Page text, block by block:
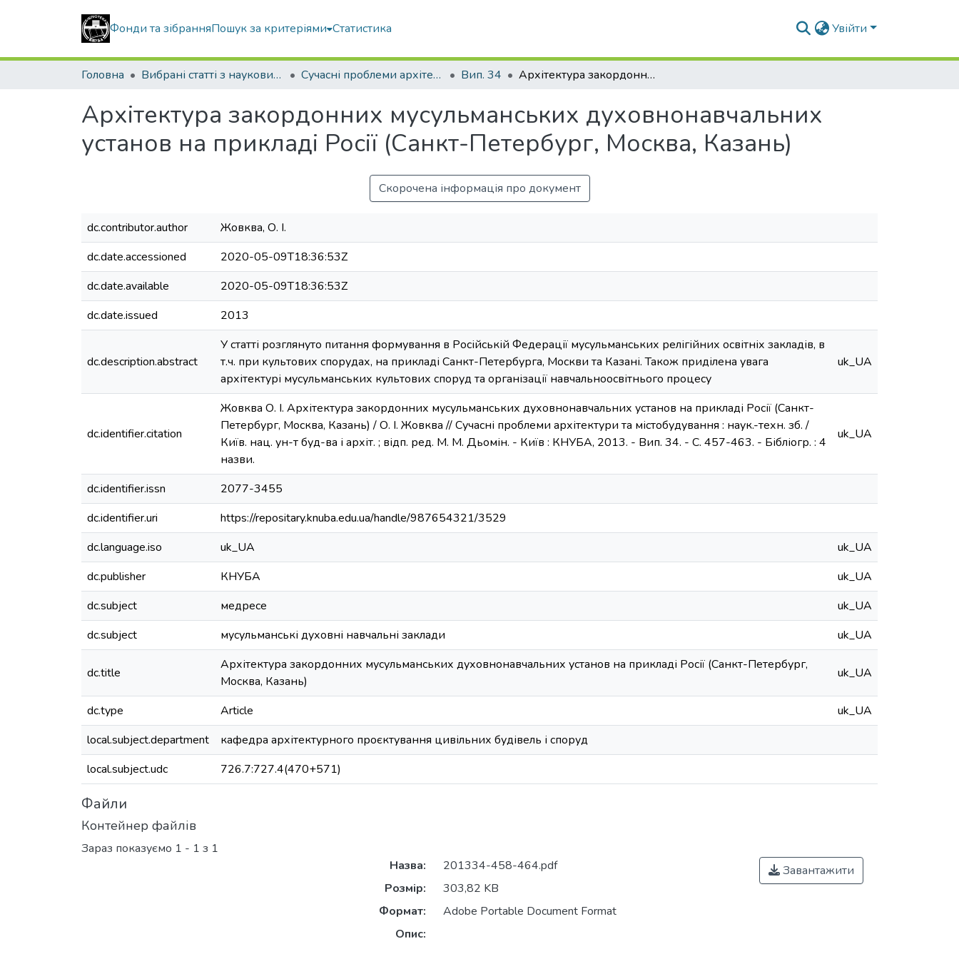
Фонди та зібранняПошук за критеріями Статистика Увійти
Головна Вибрані статті з наукових збірників КНУБА Сучасні проблеми архітектури та містобудування Вип. 34 Архітектура закордонних мусульманських духовнонавчальних установ на прикладі Росії (Санкт-Петербург, Москва, Казань)
Архітектура закордонних мусульманських духовнонавчальних
установ на прикладі Росії (Санкт-Петербург, Москва, Казань)
Скорочена інформація про документ
dc.contributor.author
Жовква, О. І.
dc.date.accessioned
2020-05-09T18:36:53Z
dc.date.available
2020-05-09T18:36:53Z
dc.date.issued
2013
dc.description.abstract
У статті розглянуто питання формування в Російській Федерації мусульманських релігійних освітніх закладів, в
т.ч. при культових спорудах, на прикладі Санкт-Петербурга, Москви та Казані. Також приділена увага
архітектурі мусульманських культових споруд та організації навчальноосвітнього процесу
uk_UA
dc.identifier.citation
Жовква О. І. Архітектура закордонних мусульманських духовнонавчальних установ на прикладі Росії (Санкт-
Петербург, Москва, Казань) / О. І. Жовква // Сучасні проблеми архітектури та містобудування : наук.-техн. зб. /
Київ. нац. ун-т буд-ва і архіт. ; відп. ред. М. М. Дьомін. - Київ : КНУБА, 2013. - Вип. 34. - С. 457-463. - Бібліогр. : 4
назви.
uk_UA
dc.identifier.issn
2077-3455
dc.identifier.uri
https://repositary.knuba.edu.ua/handle/987654321/3529
dc.language.iso
uk_UA
uk_UA
dc.publisher
КНУБА
uk_UA
dc.subject
медресе
uk_UA
dc.subject
мусульманські духовні навчальні заклади uk_UA
dc.title
Архітектура закордонних мусульманських духовнонавчальних установ на прикладі Росії (Санкт-Петербург,
Москва, Казань)
uk_UA
dc.type Article
uk_UA
local.subject.department
кафедра архітектурного проєктування цивільних будівель і споруд
local.subject.udc
726.7:727.4(470+571)
Файли
Контейнер файлів
Зараз показуємо 1 - 1 з 1
Назва:
201334-458-464.pdf
Розмір:
303,82 KB
Формат:
Adobe Portable Document Format
Опис:
Завантажити